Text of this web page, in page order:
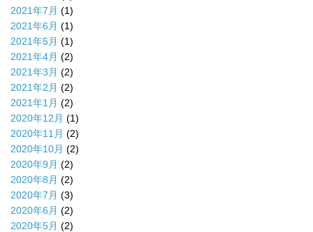
2021年7月 (1)
2021年6月 (1)
2021年5月 (1)
2021年4月 (2)
2021年3月 (2)
2021年2月 (2)
2021年1月 (2)
2020年12月 (1)
2020年11月 (2)
2020年10月 (2)
2020年9月 (2)
2020年8月 (2)
2020年7月 (3)
2020年6月 (2)
2020年5月 (2)